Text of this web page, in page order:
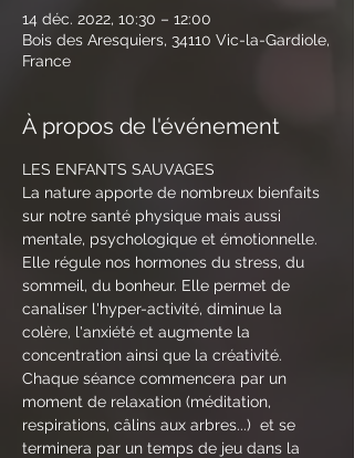
14 déc. 2022, 10:30 – 12:00
Bois des Aresquiers, 34110 Vic-la-Gardiole,
France
À propos de l'événement
LES ENFANTS SAUVAGES
La nature apporte de nombreux bienfaits
sur notre santé physique mais aussi
mentale, psychologique et émotionnelle.
Elle régule nos hormones du stress, du
sommeil, du bonheur. Elle permet de
canaliser l'hyper-activité, diminue la
colère, l'anxiété et augmente la
concentration ainsi que la créativité.
Chaque séance commencera par un
moment de relaxation (méditation,
respirations, câlins aux arbres...)  et se
terminera par un temps de jeu dans la